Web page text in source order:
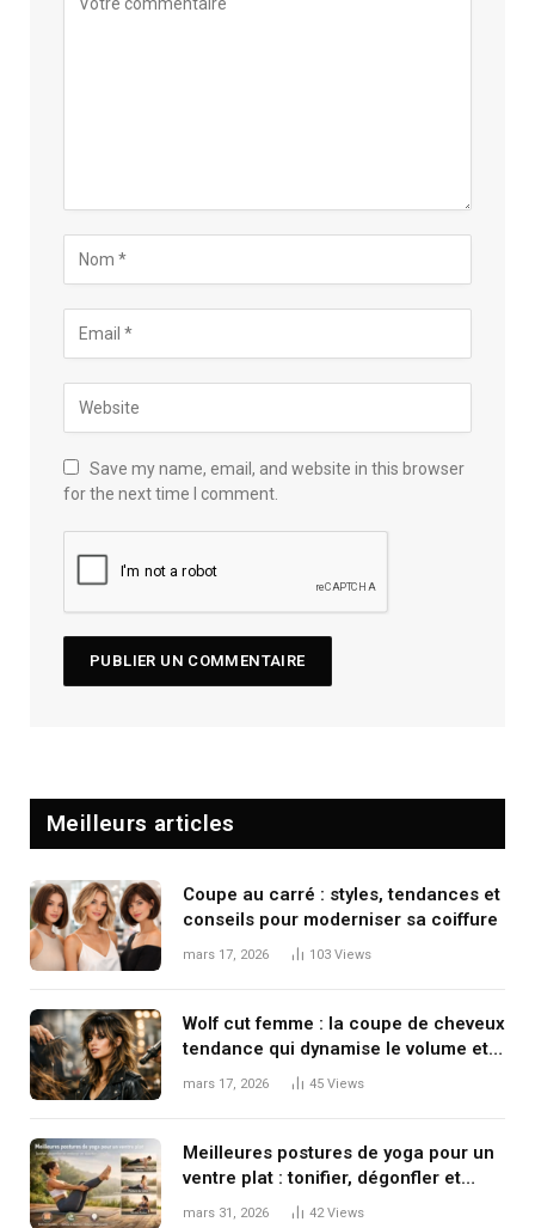
Save my name, email, and website in this browser
for the next time I comment.
Meilleurs articles
Coupe au carré : styles, tendances et
conseils pour moderniser sa coiffure
mars 17, 2026 103 Views
Wolf cut femme : la coupe de cheveux
tendance qui dynamise le volume et
le mouvement
mars 17, 2026 45 Views
Meilleures postures de yoga pour un
ventre plat : tonifier, dégonfler et
renforcer en douceur
mars 31, 2026 42Views